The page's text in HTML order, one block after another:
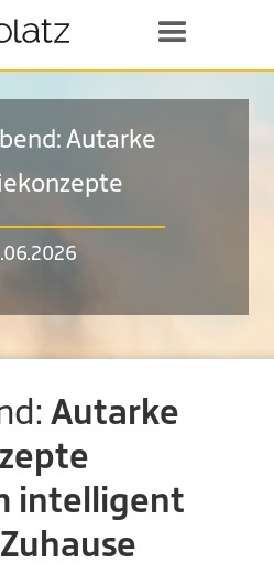
Autarke
Autarke
intelligent